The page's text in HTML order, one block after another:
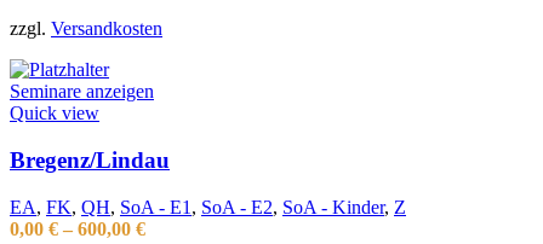
zzgl. Versandkosten
Seminare anzeigen
Quick view
Bregenz/Lindau
EA, FK, QH, SoA - E1 , SoA - E2, SoA - Kinder, Z
0,00 € – 600,00 €